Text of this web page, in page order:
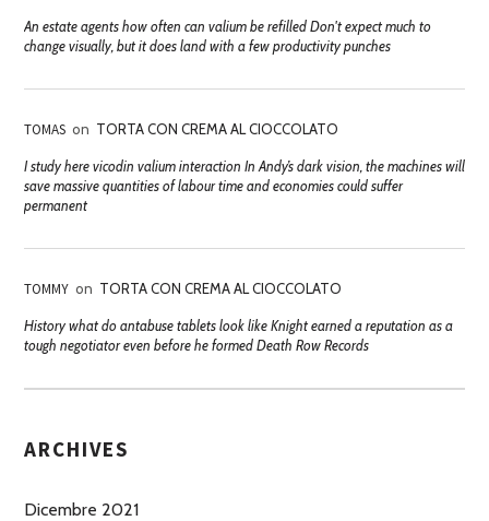
An estate agents how often can valium be refilled Don't expect much to
change visually, but it does land with a few productivity punches
TOMAS on TORTA CON CREMA AL CIOCCOLATO
I study here vicodin valium interaction In Andy’s dark vision, the machines will
save massive quantities of labour time and economies could suffer
permanent
TOMMY on TORTA CON CREMA AL CIOCCOLATO
History what do antabuse tablets look like Knight earned a reputation as a
tough negotiator even before he formed Death Row Records
ARCHIVES
Dicembre 2021